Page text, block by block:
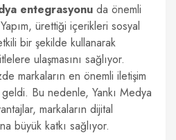
entegrasyonu da önemli
ürettiği içerikleri sosyal
bir şekilde kullanarak
ulaşmasını sağlıyor.
markaların en önemli iletişim
Bu nedenle, Yankı Medya
markaların dijital
büyük katkı sağlıyor.